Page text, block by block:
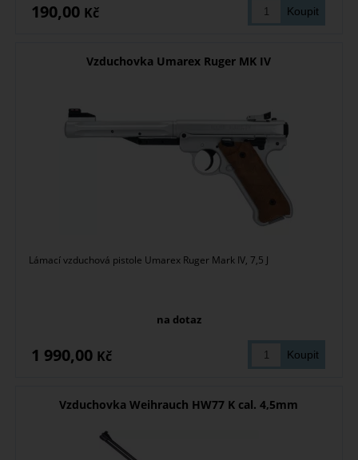
190,00 Kč
Vzduchovka Umarex Ruger MK IV
Lámací vzduchová pistole Umarex Ruger Mark IV, 7,5 J
na dotaz
1 990,00 Kč
Vzduchovka Weihrauch HW77 K cal. 4,5mm